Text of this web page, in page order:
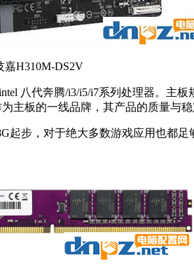
嘉H310M-DS2V
八代奔腾/i3/i5/i7系列处理器。主
主板的一线品牌，其产品的质量与稳
步，对于绝大多数游戏应用也都